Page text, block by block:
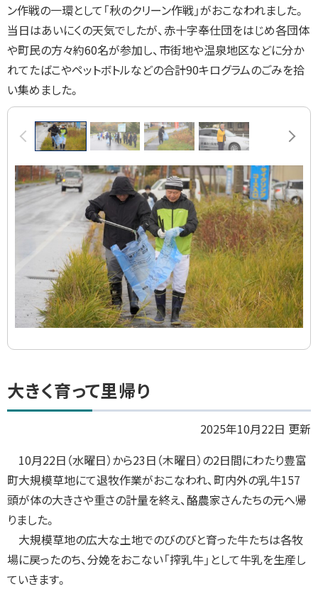
る
ン作戦の一環として「秋のクリーン作戦」がおこなわれました。
当日はあいにくの天気でしたが、赤十字奉仕団をはじめ各団体
や町民の方々約60名が参加し、市街地や温泉地区などに分か
れてたばこやペットボトルなどの合計90キログラムのごみを拾
い集めました。
画
ラ
イ
前へ
ト
ッ
る
大きく育って里帰り
2025年10月22日 更新
10月22日（水曜日）から23日（木曜日）の2日間にわたり豊富
町大規模草地にて退牧作業がおこなわれ、町内外の乳牛157
頭が体の大きさや重さの計量を終え、酪農家さんたちの元へ帰
りました。
大規模草地の広大な土地でのびのびと育った牛たちは各牧
場に戻ったのち、分娩をおこない「搾乳牛」として牛乳を生産し
ていきます。